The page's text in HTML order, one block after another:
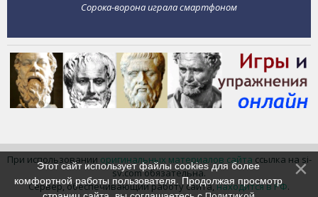
Сорока-ворона играла смартфоном
При использовании оригинальных материалов сайта ссылка на si-
sv.com обязательна.
Сервер, обеспечивающий работу сайта,находится в РФ.
Этот сайт использует файлы cookies для более
комфортной работы пользователя. Продолжая просмотр